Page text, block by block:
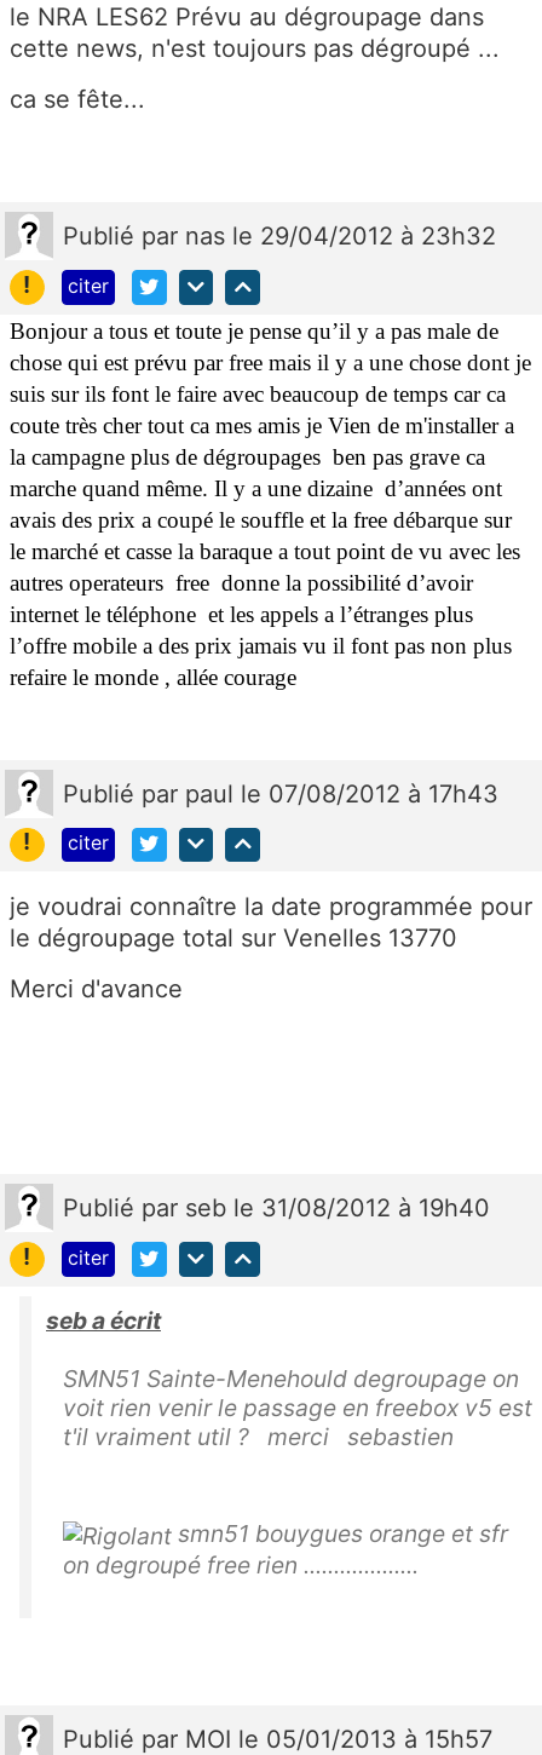
le NRA LES62 Prévu au dégroupage dans
cette news, n'est toujours pas dégroupé ...
ca se fête...
Publié par nas le 29/04/2012 à 23h32
!
citer
Bonjour a tous et toute je pense qu’il y a pas male de
chose qui est prévu par free mais il y a une chose dont je
suis sur ils font le faire avec beaucoup de temps car ca
coute très cher tout ca mes amis je Vien de m'installer a
la campagne plus de dégroupages ben pas grave ca
marche quand même. Il y a une dizaine d’années ont
avais des prix a coupé le souffle et la free débarque sur
le marché et casse la baraque a tout point de vu avec les
autres operateurs free donne la possibilité d’avoir
internet le téléphone et les appels a l’étranges plus
l’offre mobile a des prix jamais vu il font pas non plus
refaire le monde , allée courage
Publié par paul le 07/08/2012 à 17h43
!
citer
je voudrai connaître la date programmée pour
le dégroupage total sur Venelles 13770
Merci d'avance
Publié par seb le 31/08/2012 à 19h40
!
citer
seb a écrit
SMN51 Sainte-Menehould degroupage on
voit rien venir le passage en freebox v5 est
t'il vraiment util ? merci sebastien
smn51 bouygues orange et sfr
on degroupé free rien ...................
Publié par MOI le 05/01/2013 à 15h57